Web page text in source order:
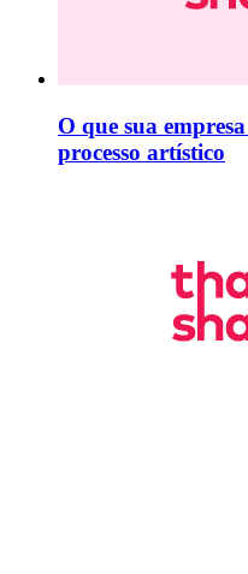
O que sua
processo artístico